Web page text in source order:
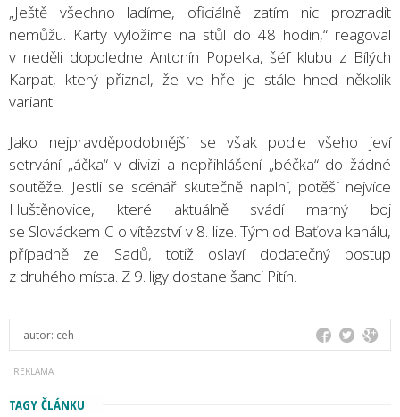
„Ještě všechno ladíme, oficiálně zatím nic prozradit
nemůžu. Karty vyložíme na stůl do 48 hodin,“ reagoval
v neděli dopoledne Antonín Popelka, šéf klubu z Bílých
Karpat, který přiznal, že ve hře je stále hned několik
variant.
Jako nejpravděpodobnější se však podle všeho jeví
setrvání „áčka“ v divizi a nepřihlášení „béčka“ do žádné
soutěže. Jestli se scénář skutečně naplní, potěší nejvíce
Huštěnovice, které aktuálně svádí marný boj
se Slováckem C o vítězství v 8. lize. Tým od Baťova kanálu,
případně ze Sadů, totiž oslaví dodatečný postup
z druhého místa. Z 9. ligy dostane šanci Pitín.
autor: ceh
TAGY ČLÁNKU